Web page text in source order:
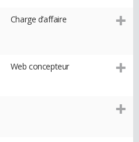
Charge d’affaire
Web concepteur